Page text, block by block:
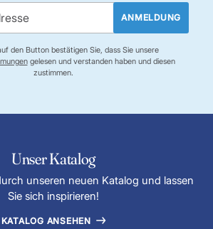
ANMELDUNG
den Button bestätigen Sie, dass Sie unsere
gelesen und verstanden haben und diesen
zustimmen.
Unser Katalog
unseren neuen Katalog und lassen
Sie sich inspirieren!
KATALOG ANSEHEN